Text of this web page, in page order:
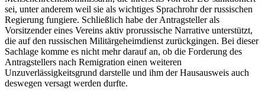
sei, unter anderem weil sie als wichtiges Sprachrohr der russischen
Regierung fungiere. Schließlich habe der Antragsteller als
Vorsitzender eines Vereins aktiv prorussische Narrative unterstützt,
die auf den russischen Militärgeheimdienst zurückgingen. Bei dieser
Sachlage komme es nicht mehr darauf an, ob die Forderung des
Antragstellers nach Remigration einen weiteren
Unzuverlässigkeitsgrund darstelle und ihm der Hausausweis auch
deswegen versagt werden durfte.